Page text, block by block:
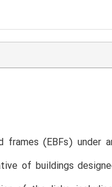
(EBFs) under
of buildings